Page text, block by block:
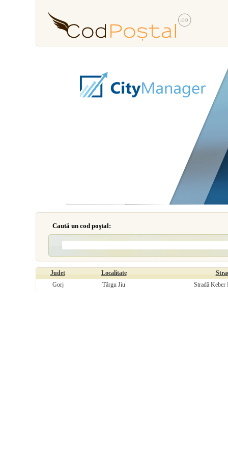
Caută un cod poştal:
Judet Localitate
Gorj
Târgu Jiu Stradă